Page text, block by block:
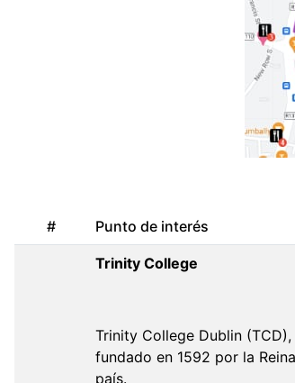
# Punto de interés
Trinity College
Trinity College Dublin
fundado en 1592 por la
país.